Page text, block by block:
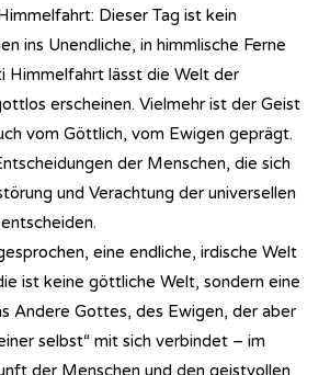
Dieser Tag ist kein
ins Unendliche, in himmlische Ferne
Himmelfahrt lässt die Welt der
erscheinen. Vielmehr ist der Geist
vom Göttlich, vom Ewigen geprägt.
der Menschen, die sich
und Verachtung der universellen
eine endliche, irdische Welt
ist keine göttliche Welt, sondern eine
Andere Gottes, des Ewigen, der aber
selbst“ mit sich verbindet – im
der Menschen und den geistvollen